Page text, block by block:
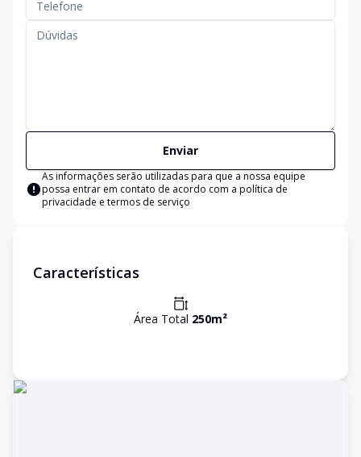
Enviar
As informações serão utilizadas para que a nossa equipe
possa entrar em contato de acordo com a política de
privacidade e termos de serviço
Características
Área Total 250m²